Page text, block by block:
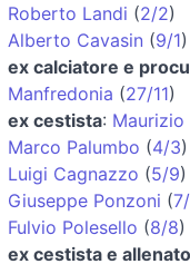
Roberto Landi (2/2)
Alberto Cavasin (9/1)
ex calciatore e
Manfredonia (27/11)
ex cestista: Maurizio
Marco Palumbo (4/3)
Luigi Cagnazzo (5/9)
Giuseppe Ponzoni (
Fulvio Polesello (8/8)
ex cestista e